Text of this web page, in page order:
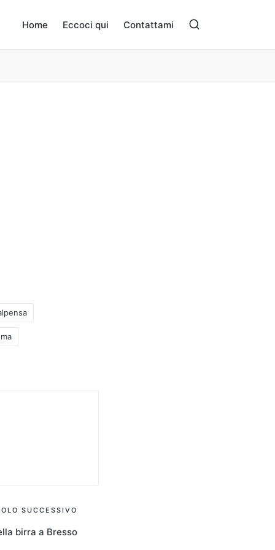
Home Eccoci qui Contattami
SUCCESSIVO
birra a Bresso